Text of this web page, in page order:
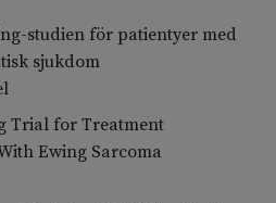
studien för patientyer med
sjukdom
Trial for Treatment
Ewing Sarcoma